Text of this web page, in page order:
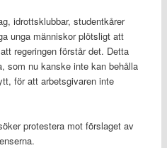
idrottsklubbar, studentkårer
unga människor plötsligt att
regeringen förstår det. Detta
som nu kanske inte kan behålla
för att arbetsgivaren inte
protestera mot förslaget av